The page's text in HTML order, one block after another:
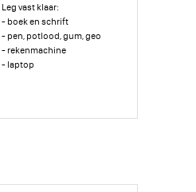
Leg vast klaar:
- boek en schrift
- pen, potlood, gum, geo
- rekenmachine
- laptop